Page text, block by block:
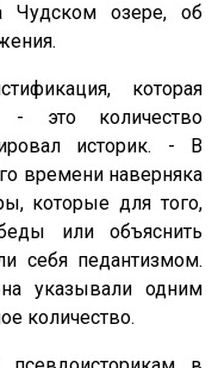
Чудском озере, об
которая
- это количество
историк. - В
времени наверняка
которые для того,
или объяснить
себя педантизмом.
указывали одним
количество.